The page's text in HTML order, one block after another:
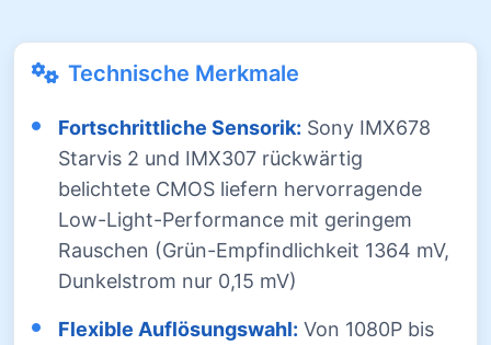
Technische Merkmale
Fortschrittliche Sensorik: Sony IMX678
Starvis 2 und IMX307 rückwärtig
belichtete CMOS liefern hervorragende
Low-Light-Performance mit geringem
Rauschen (Grün-Empfindlichkeit 1364 mV,
Dunkelstrom nur 0,15 mV)
Flexible Auflösungswahl: Von 1080P bis